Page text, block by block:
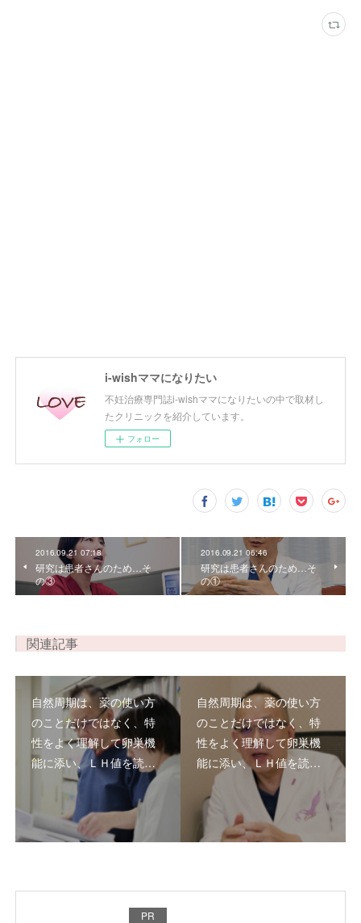
i-wishママになりたい
不妊治療専門誌i-wishママになりたいの中で取材し
たクリニックを紹介しています。
フォロー
2016.09.21 07:18
研究は患者さんのため…そ
の③
2016.09.21 06:46
研究は患者さんのため…そ
の①
関連記事
自然周期は、薬の使い方
のことだけではなく、特
性をよく理解して卵巣機
能に添い、ＬＨ値を読…
自然周期は、薬の使い方
のことだけではなく、特
性をよく理解して卵巣機
能に添い、ＬＨ値を読…
PR